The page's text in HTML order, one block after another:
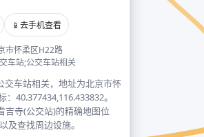
📱 去手机查看
市怀柔区H22路
车站;公交车站相关
交车站相关，地址为北京市怀
40.377434,116.433832。
吉寺(公交站)的精确地图位
及查找周边设施。